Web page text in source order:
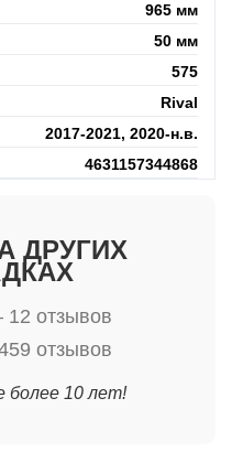
965 мм
50 мм
575
Rival
2017-2021, 2020-н.в.
4631157344868
ДРУГИХ
12 отзывов
отзывов
более 10 лет!